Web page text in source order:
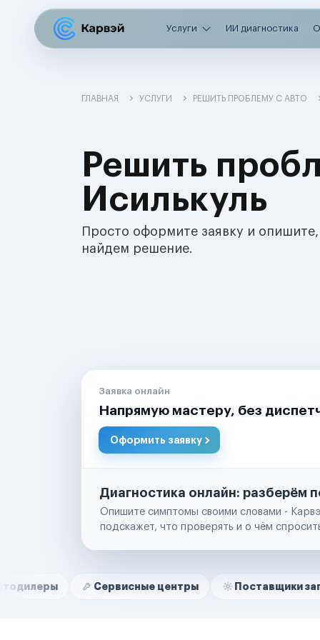
Услуги ИИ диагностика
ГЛАВНАЯ УСЛУГИ РЕШИТЬ ПРОБЛЕМУ С АВТО
Решить
Исилькуль
Просто оформите заявку и
найдем решение.
Заявка онлайн
Напрямую мастеру, без
Оформить заявку
Диагностика онлайн: разберём
Опишите симптомы своими словами -
подскажет, что проверять и о чём
Нам доверяют
Сервисные центры Поставщики запчастей
Маркетплейсы